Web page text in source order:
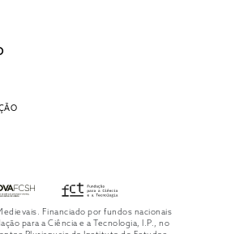
Financiado por fundos nacionais
para a Ciência e a Tecnologia, I.P., no